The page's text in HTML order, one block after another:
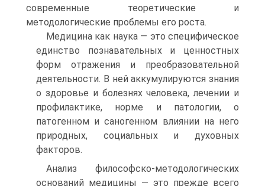
современные теоретические и
методологические проблемы его роста.
Медицина как наука — это специфическое
единство познавательных и ценностных
форм отражения и преобразовательной
деятельности. В ней аккумулируются знания
о здоровье и болезнях человека, лечении и
профилактике, норме и патологии, о
патогенном и саногенном влиянии на него
природных, социальных и духовных
факторов.
Анализ философско-методологических
оснований медицины — это прежде всего